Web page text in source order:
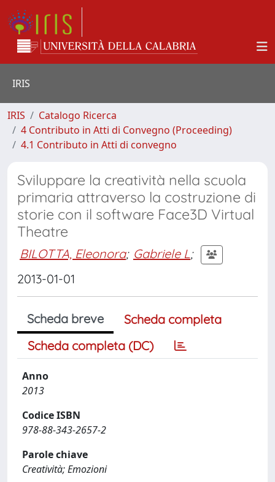
IRIS
IRIS
Catalogo Ricerca
4 Contributo in Atti di Convegno (Proceeding)
4.1 Contributo in Atti di convegno
Sviluppare la creatività nella scuola
primaria attraverso la costruzione di
storie con il software Face3D Virtual
Theatre
BILOTTA, Eleonora; Gabriele L;
2013-01-01
Scheda breve
Scheda completa
Scheda completa (DC)
Anno
2013
Codice ISBN
978-88-343-2657-2
Parole chiave
Creatività; Emozioni